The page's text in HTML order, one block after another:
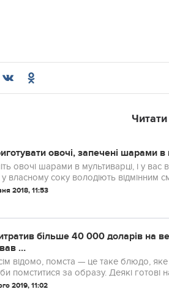
овочі, запечені шарами в
овочі шарами в мультиварці, і у
власному соку володіють відмінним
2018, 11:53
більше 40 000 доларів на
…
відомо, помста — це таке блюдо,
помститися за образу. Деякі готові
2019, 11:02